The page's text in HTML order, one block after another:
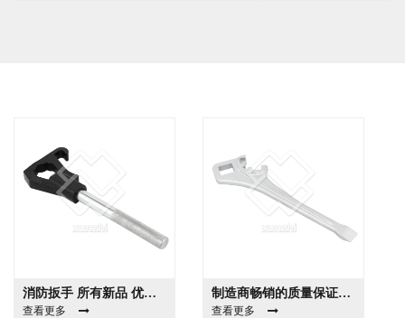
消防扳手 所有新品 优惠的价格 新的消火栓扳手 低价
查看更多
制造商畅销的质量保证消防扳手
查看更多